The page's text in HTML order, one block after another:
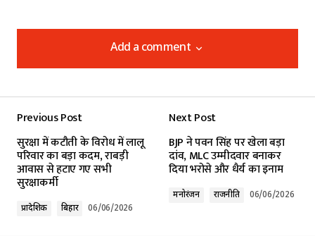
Add a comment
Add a comment
Required fields are marked*
Comment
Previous Post
सुरक्षा में कटौती के विरोध में लालू
परिवार का बड़ा कदम, राबड़ी
आवास से हटाए गए सभी
सुरक्षाकर्मी
प्रादेशिक बिहार 06/06/2026
Next Post
BJP ने पवन सिंह पर खेला बड़ा
दांव, MLC उम्मीदवार बनाकर
दिया भरोसे और धैर्य का इनाम
मनोरंजन राजनीति 06/06/2026